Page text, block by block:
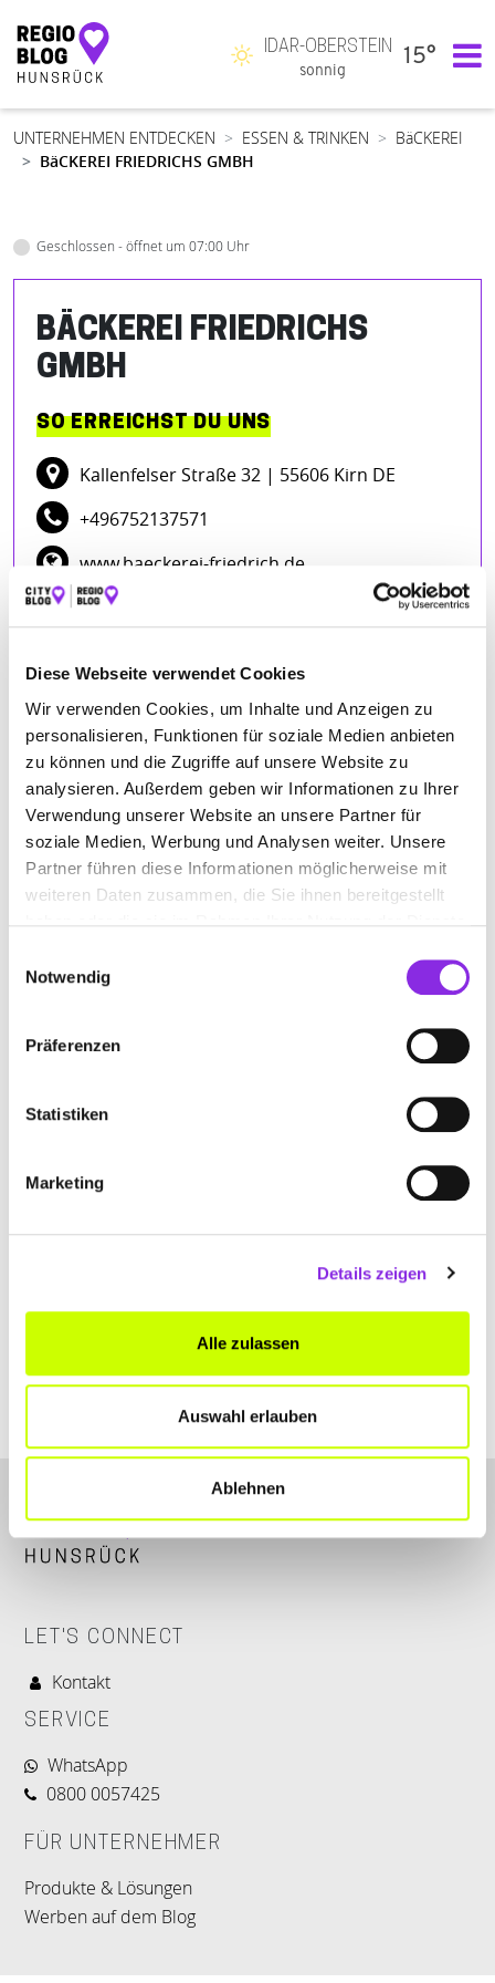
Diese Webseite verwendet Cookies
Wir verwenden Cookies, um Inhalte und Anzeigen zu
personalisieren, Funktionen für soziale Medien anbieten
zu können und die Zugriffe auf unsere Website zu
analysieren. Außerdem geben wir Informationen zu Ihrer
Verwendung unserer Website an unsere Partner für
soziale Medien, Werbung und Analysen weiter. Unsere
Partner führen diese Informationen möglicherweise mit
weiteren Daten zusammen, die Sie ihnen bereitgestellt
Notwendig
Präferenzen
Statistiken
Marketing
Details zeigen
Alle zulassen
Auswahl erlauben
Ablehnen
Hauptnavigation
IDAR-OBERSTEIN
sonnig
15°
UNTERNEHMEN ENTDECKEN ESSEN & TRINKEN
BäCKEREI
BäCKEREI FRIEDRICHS GMBH
Geschlossen - öffnet um 07:00 Uhr
BÄCKEREI FRIEDRICHS
GMBH
SO ERREICHST DU UNS
Kallenfelser Straße 32 | 55606 Kirn DE
+496752137571
www.baeckerei-friedrich.de
Montag
07:00 - 20:00
Dienstag
07:00 - 20:00
Mittwoch
07:00 - 20:00
Donnerstag
07:00 - 20:00
Freitag
07:00 - 20:00
Samstag
07:00 - 20:00
Sonntag
07:00 - 11:00
, damit
LET'S CONNECT
Kontakt
SERVICE
WhatsApp
0800 0057425
FÜR UNTERNEHMER
Produkte & Lösungen
Werben auf dem Blog